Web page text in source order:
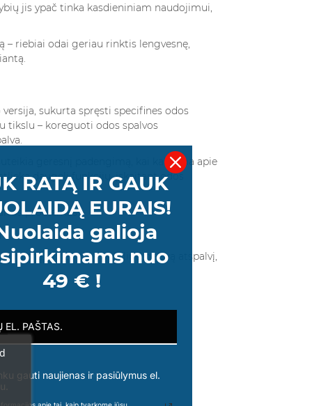
jis ypač tinka kasdieniniam naudojimui,
– riebiai odai geriau rinktis lengvesnę,
sukurta spręsti specifines odos
tikslu – koreguoti odos spalvos
geresnį padengimą, kai kalbama apie
daugelį funkcijų, įskaitant odos
problemas.
violetinis – pašalinti gelsvą atspalvį,
RATĄ IR GAUK
EURAIS!
galioja
nuo
49 € !
gauti naujienas ir pasiūlymus el.